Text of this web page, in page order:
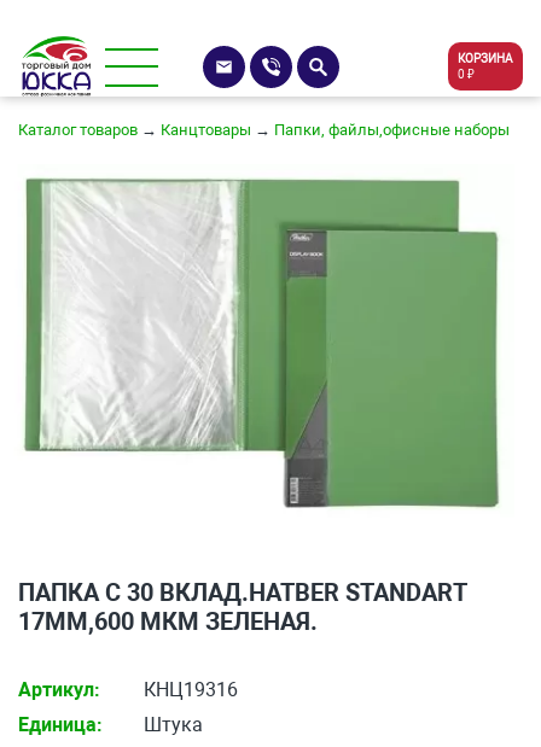
КОРЗИНА
0 ₽
Каталог товаров → Канцтовары → Папки, файлы,офисные наборы
ПАПКА С 30 ВКЛАД.HATBER STANDART
17ММ,600 МКМ ЗЕЛЕНАЯ.
Артикул:
КНЦ19316
Единица:
Штука